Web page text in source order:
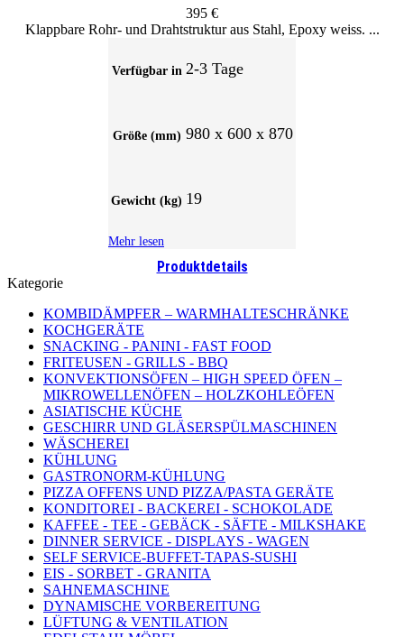
395 €
Produktdetails
Klappbare Rohr- und Drahtstruktur aus Stahl, Epoxy weiss.
Verfügbar in 2-3 Tage
Größe (mm) 980 x 600 x 870
Gewicht (kg) 19
Mehr lesen
Kategorie
KOMBIDÄMPFER – WARMHALTESCHRÄNKE
KOCHGERÄTE
SNACKING - PANINI - FAST FOOD
FRITEUSEN - GRILLS - BBQ
KONVEKTIONSÖFEN – HIGH SPEED ÖFEN –
MIKROWELLENÖFEN – HOLZKOHLEÖFEN
ASIATISCHE KÜCHE
GESCHIRR UND GLÄSERSPÜLMASCHINEN
WÄSCHEREI
KÜHLUNG
GASTRONORM-KÜHLUNG
PIZZA OFFENS UND PIZZA/PASTA GERÄTE
KONDITOREI - BACKEREI - SCHOKOLADE
KAFFEE - TEE - GEBÄCK - SÄFTE - MILKSHAKE
DINNER SERVICE - DISPLAYS - WAGEN
SELF SERVICE-BUFFET-TAPAS-SUSHI
EIS - SORBET - GRANITA
SAHNEMASCHINE
DYNAMISCHE VORBEREITUNG
LÜFTUNG & VENTILATION